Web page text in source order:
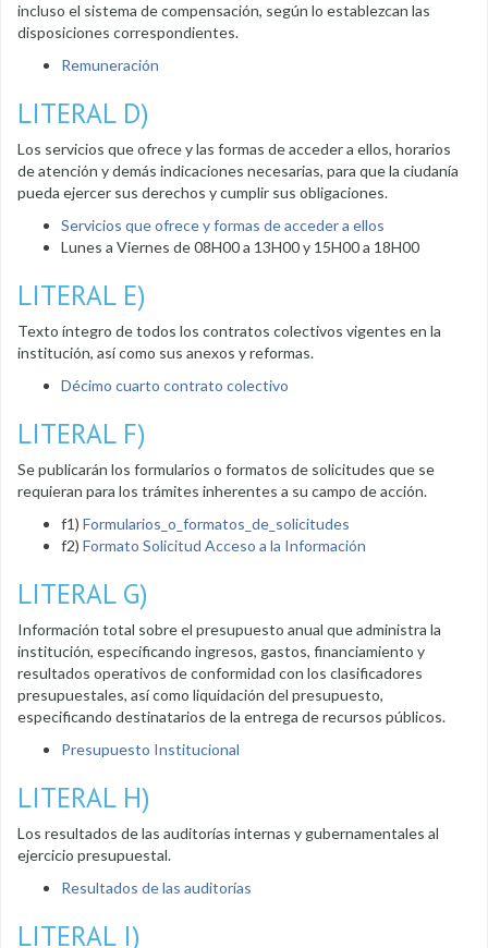
incluso el sistema de compensación, según lo establezcan las
disposiciones correspondientes.
Remuneración
LITERAL D)
Los servicios que ofrece y las formas de acceder a ellos, horarios
de atención y demás indicaciones necesarias, para que la ciudanía
pueda ejercer sus derechos y cumplir sus obligaciones.
Servicios que ofrece y formas de acceder a ellos
Lunes a Viernes de 08H00 a 13H00 y 15H00 a 18H00
LITERAL E)
Texto íntegro de todos los contratos colectivos vigentes en la
institución, así como sus anexos y reformas.
Décimo cuarto contrato colectivo
LITERAL F)
Se publicarán los formularios o formatos de solicitudes que se
requieran para los trámites inherentes a su campo de acción.
f1) Formularios_o_formatos_de_solicitudes
f2) Formato Solicitud Acceso a la Información
LITERAL G)
Información total sobre el presupuesto anual que administra la
institución, especificando ingresos, gastos, financiamiento y
resultados operativos de conformidad con los clasificadores
presupuestales, así como liquidación del presupuesto,
especificando destinatarios de la entrega de recursos públicos.
Presupuesto Institucional
LITERAL H)
Los resultados de las auditorías internas y gubernamentales al
ejercicio presupuestal.
Resultados de las auditorías
LITERAL I)